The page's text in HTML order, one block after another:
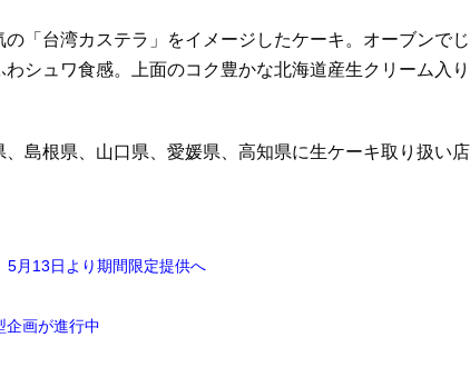
「台湾カステラ」をイメージしたケーキ。オーブンでじ
シュワ食感。上面のコク豊かな北海道産生クリーム入り
島根県、山口県、愛媛県、高知県に生ケーキ取り扱い店
5月13日より期間限定提供へ
画が進行中